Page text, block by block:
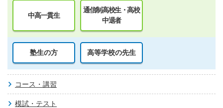
中高一貫生
通信制高校生・高校
中退者
塾生の方 高等学校の先生
コース・講習
模試・テスト